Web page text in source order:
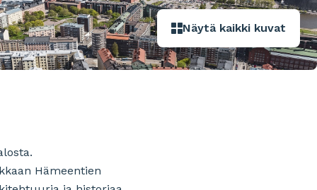
Näytä kaikki kuvat
Hämeentien